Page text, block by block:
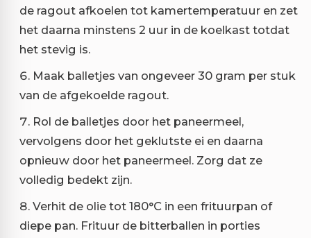
de ragout afkoelen tot kamertemperatuur en zet
het daarna minstens 2 uur in de koelkast totdat
het stevig is.
Maak balletjes van ongeveer 30 gram per stuk
van de afgekoelde ragout.
Rol de balletjes door het paneermeel,
vervolgens door het geklutste ei en daarna
opnieuw door het paneermeel. Zorg dat ze
volledig bedekt zijn.
Verhit de olie tot 180°C in een frituurpan of
diepe pan. Frituur de bitterballen in porties